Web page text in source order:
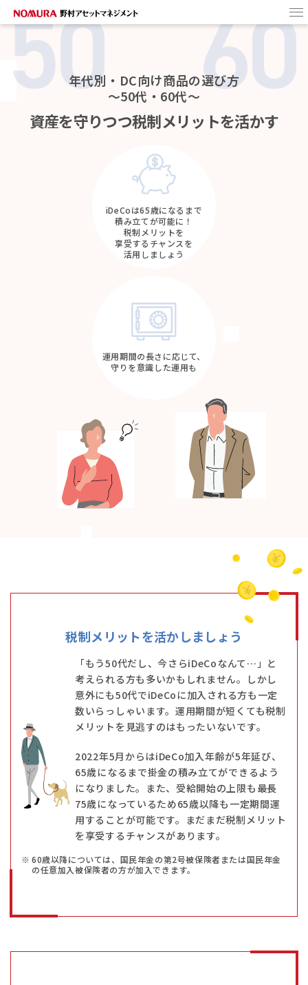
HOME
野村アセットの DCファンド
ファンドとは
年代別・DC向け商品の選び方
～50代・60代～
資産を守りつつ税制メリットを活かす
iDeCoは65歳になるまで
積み立てが可能に！
税制メリットを
享受するチャンスを
活用しましょう
運用期間の長さに応じて、
守りを意識した運用も
税制メリットを活かしましょう
「もう50代だし、今さらiDeCoなんて…」と
考えられる方も多いかもしれません。しかし
意外にも50代でiDeCoに加入される方も一定
数いらっしゃいます。運用期間が短くても税制
メリットを見逃すのはもったいないです。
2022年5月からはiDeCo加入年齢が5年延び、
65歳になるまで掛金の積み立てができるよう
になりました。また、受給開始の上限も最長
75歳になっているため65歳以降も一定期間運
用することが可能です。まだまだ税制メリット
を享受するチャンスがあります。
60歳以降については、国民年金の第2号被保険者または国民年金
の任意加入被保険者の方が加入できます。